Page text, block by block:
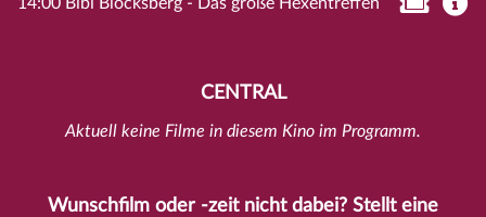
CENTRAL
Aktuell keine Filme in diesem Kino im Programm.
Wunschfilm oder -zeit nicht dabei? Stellt eine